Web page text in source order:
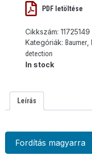
PDF letöltése
Cikkszám: 11725149
Kategóriák: Baumer
detection
In stock
Leírás
Fordítás magyarra